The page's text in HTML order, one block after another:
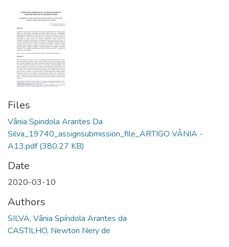
Files
Vânia Spindola Arantes Da
Silva_19740_assignsubmission_file_ARTIGO VÂNIA -
A13.pdf(380.27 KB)
Date
2020-03-10
Authors
SILVA, Vânia Spíndola Arantes da
CASTILHO, Newton Nery de